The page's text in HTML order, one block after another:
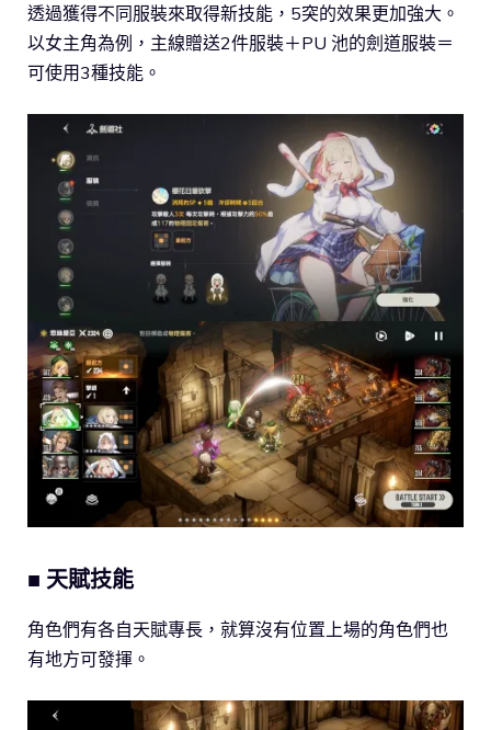
透過獲得不同服裝來取得新技能，5突的效果更加強大。
以女主角為例，主線贈送2件服裝＋PU 池的劍道服裝＝
可使用3種技能。
■ 天賦技能
角色們有各自天賦專長，就算沒有位置上場的角色們也
有地方可發揮。